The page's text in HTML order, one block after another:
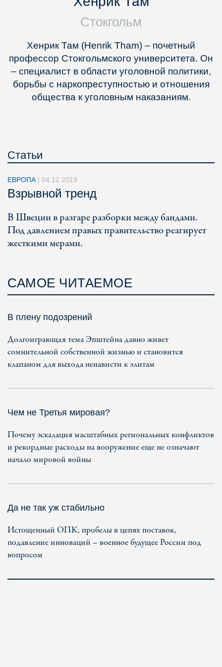
Стокгольм
Хенрик Там (Henrik Tham) – почетный
профессор Стокгольмского университета. Он
– специалист в области уголовной политики,
борьбы с наркопреступностью и отношения
общества к уголовным наказаниям.
Статьи
ЕВРОПА | 04.12.2019
Взрывной тренд
В Швеции в разгаре разборки между бандами.
Под давлением правых правительство реагирует
жесткими мерами.
САМОЕ ЧИТАЕМОЕ
В плену подозрений
Долгоиграющая тема Эпштейна давно живет
сомнительной собственной жизнью и становится
клапаном для выхода ненависти к элитам
Чем не Третья мировая?
Почему эскалация масштабных региональных конфликтов
и рекордные расходы на вооружение еще не означают
начало мировой войны
Да не так уж стабильно
Истощенный ОПК, пробелы в цепях поставок,
подавление инноваций – военное будущее России под
вопросом